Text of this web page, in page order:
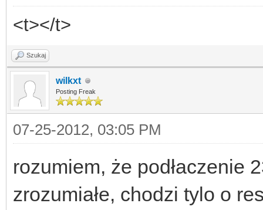
<t></t>
Szukaj
wilkxt
Posting Freak
07-25-2012, 03:05 PM
rozumiem, że podłaczenie
zrozumiałe, chodzi tylo o